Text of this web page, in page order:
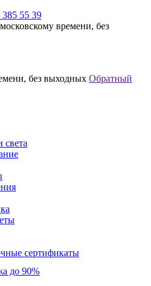
55 39
времени, без
без выходных Обратный
сертификаты
до 90%